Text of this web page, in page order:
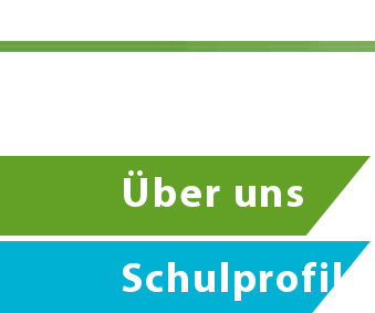
Über uns
Schulprofil